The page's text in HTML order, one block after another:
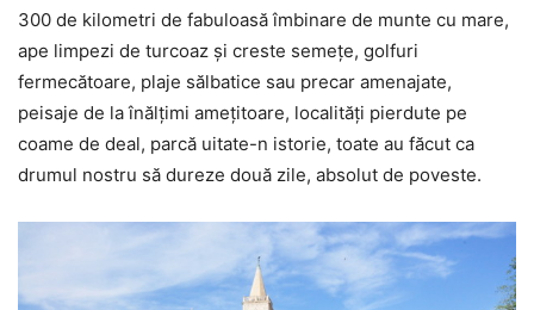
300 de kilometri de fabuloasă îmbinare de munte cu mare,
ape limpezi de turcoaz și creste semețe, golfuri
fermecătoare, plaje sălbatice sau precar amenajate,
peisaje de la înălțimi amețitoare, localități pierdute pe
coame de deal, parcă uitate-n istorie, toate au făcut ca
drumul nostru să dureze două zile, absolut de poveste.